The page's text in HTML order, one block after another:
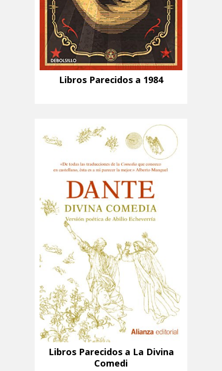
Libros Parecidos a 1984
Libros Parecidos a La Divina
Comedi